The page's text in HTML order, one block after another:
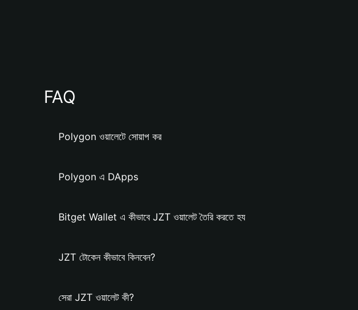
FAQ
Polygon ওয়ালেটে সোয়াপ কর
Polygon এ DApps
Bitget Wallet এ কীভাবে JZT ওয়ালেট তৈরি করতে হয
JZT টোকেন কীভাবে কিনবেন?
সেরা JZT ওয়ালেট কী?